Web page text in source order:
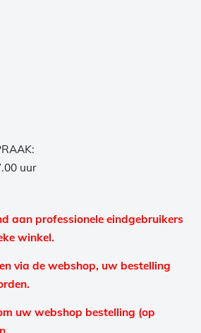
uur
aan professionele eindgebruikers
winkel.
via de webshop, uw bestelling
uw webshop bestelling (op